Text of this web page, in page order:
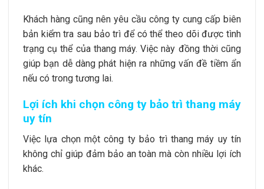
Khách hàng cũng nên yêu cầu công ty cung cấp biên
bản kiểm tra sau bảo trì để có thể theo dõi được tình
trạng cụ thể của thang máy. Việc này đồng thời cũng
giúp bạn dễ dàng phát hiện ra những vấn đề tiềm ẩn
nếu có trong tương lai.
Lợi ích khi chọn công ty bảo trì thang máy
uy tín
Việc lựa chọn một công tybảo trì thang máy uy tín
không chỉ giúp đảm bảo an toàn mà còn nhiều lợi ích
khác.